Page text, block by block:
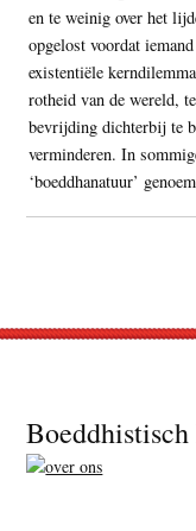
en te weinig over het
opgelost voordat
existentiële
rotheid van de wereld,
bevrijding dichterbij te
verminderen. In
‘boeddhanatuur’
Footer